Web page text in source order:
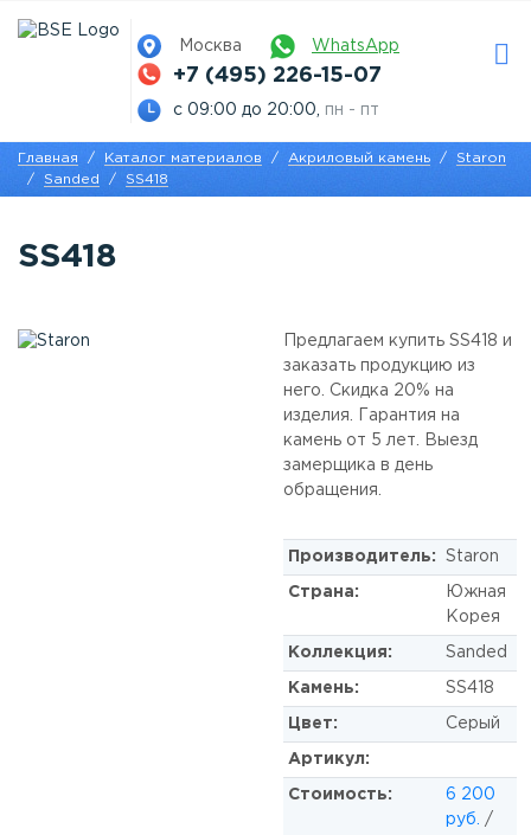
Москва WhatsApp
+7 (495) 226-15-07
с 09:00 до 20:00, пн - пт
Главная Каталог материалов Акриловый камень
Staron
Sanded
SS418
SS418
Предлагаем купить SS418 и
заказать продукцию из
него. Скидка 20% на
изделия. Гарантия на
камень от 5 лет. Выезд
замерщика в день
обращения.
Производитель: Staron
Страна:
Южная
Корея
Коллекция: Sanded
Камень: SS418
Цвет: Серый
Артикул:
Стоимость:
6 200
руб.
/